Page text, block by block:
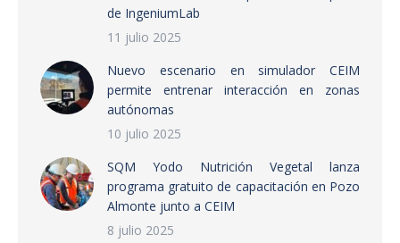
de IngeniumLab
11 julio 2025
Nuevo escenario en simulador CEIM
permite entrenar interacción en zonas
autónomas
10 julio 2025
SQM Yodo Nutrición Vegetal lanza
programa gratuito de capacitación en Pozo
Almonte junto a CEIM
8 julio 2025